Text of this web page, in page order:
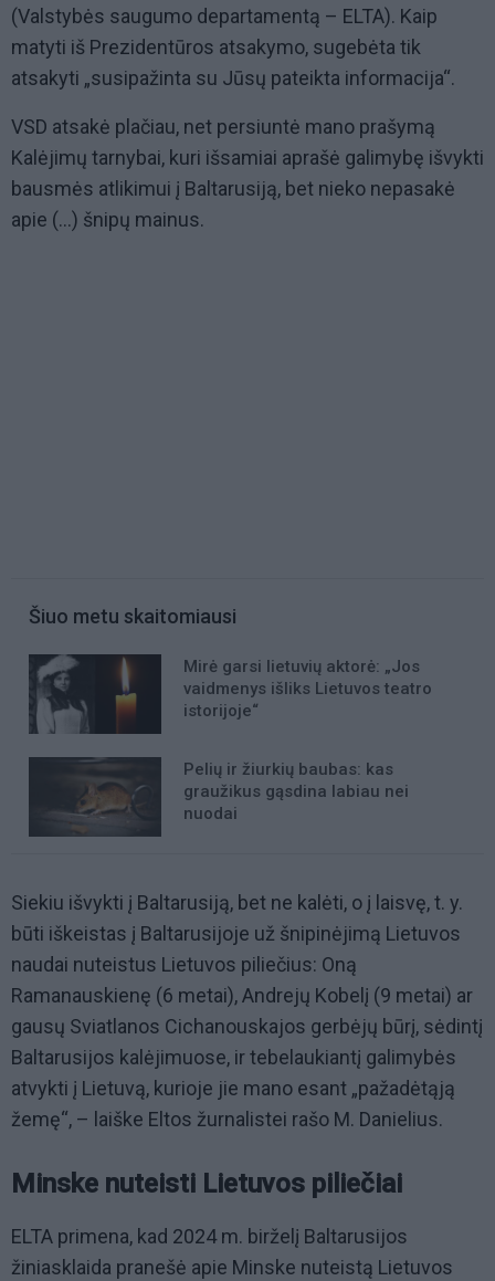
(Valstybės saugumo departamentą – ELTA). Kaip
matyti iš Prezidentūros atsakymo, sugebėta tik
atsakyti „susipažinta su Jūsų pateikta informacija“.
VSD atsakė plačiau, net persiuntė mano prašymą
Kalėjimų tarnybai, kuri išsamiai aprašė galimybę išvykti
bausmės atlikimui į Baltarusiją, bet nieko nepasakė
apie (…) šnipų mainus.
Šiuo metu skaitomiausi
Mirė garsi lietuvių aktorė: „Jos
vaidmenys išliks Lietuvos teatro
istorijoje“
Pelių ir žiurkių baubas: kas
graužikus gąsdina labiau nei
nuodai
Siekiu išvykti į Baltarusiją, bet ne kalėti, o į laisvę, t. y.
būti iškeistas į Baltarusijoje už šnipinėjimą Lietuvos
naudai nuteistus Lietuvos piliečius: Oną
Ramanauskienę (6 metai), Andrejų Kobelį (9 metai) ar
gausų Sviatlanos Cichanouskajos gerbėjų būrį, sėdintį
Baltarusijos kalėjimuose, ir tebelaukiantį galimybės
atvykti į Lietuvą, kurioje jie mano esant „pažadėtąją
žemę“, – laiške Eltos žurnalistei rašo M. Danielius.
Minske nuteisti Lietuvos piliečiai
ELTA primena, kad 2024 m. birželį Baltarusijos
žiniasklaida pranešė apie Minske nuteistą Lietuvos